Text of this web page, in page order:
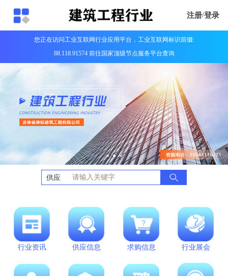
注册/登录
您正在访问工业互联网行业应用平台，工业互联网标识前缀:
88.118.91574 前往国家顶级节点服务平台查询
供应
行业资讯 供应信息 求购信息 行业展会